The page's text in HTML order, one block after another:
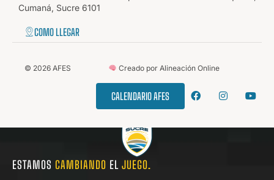
Cumaná, Sucre 6101
COMO LLEGAR
© 2026AFES Creado por Alineación Online
CALENDARIO AFES
ESTAMOS CAMBIANDO EL JUEGO.